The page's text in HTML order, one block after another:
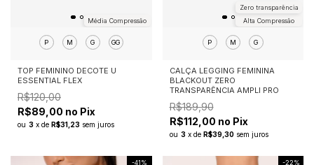
Média Compressão
P M G GG
TOP FEMININO DECOTE U
ESSENTIAL FLEX
R$120,00
R$89,00 no Pix
ou 3 x de R$31,23 sem juros
Alta Compressão
Zero transparência
P M G
CALÇA LEGGING FEMININA
BLACKOUT ZERO
TRANSPARÊNCIA AMPLI PRO
R$189,90
R$112,00 no Pix
ou 3 x de R$39,30 sem juros
-41%
-22%